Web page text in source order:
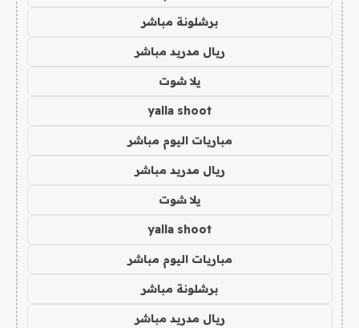
برشلونة مباشر
ريال مدريد مباشر
يلا شوت
yalla shoot
مباريات اليوم مباشر
ريال مدريد مباشر
يلا شوت
yalla shoot
مباريات اليوم مباشر
برشلونة مباشر
ريال مدريد مباشر